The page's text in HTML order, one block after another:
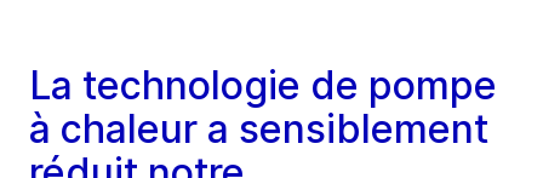
La technologie de pompe
à chaleur a sensiblement